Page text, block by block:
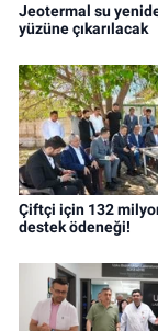
Jeotermal su
yüzüne çıkarılacak
Çiftçi için 132
destek ödeneği!